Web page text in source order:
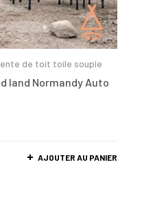
de toit toile souple
land Normandy Auto
AJOUTER AU PANIER